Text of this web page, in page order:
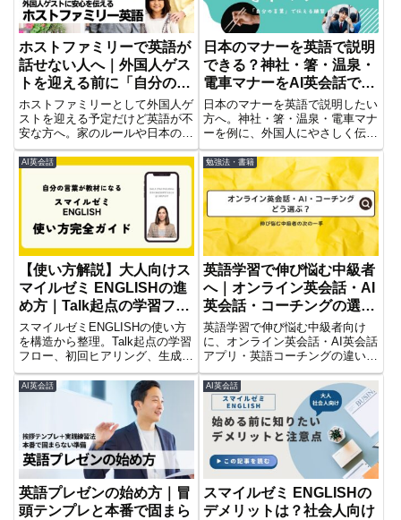
ホストファミリーで英語が
話せない人へ｜外国人ゲス
トを迎える前に「自分の言
葉」で練習しよう
ホストファミリーとして外国人ゲ
ストを迎える予定だけど英語が不
安な方へ。家のルールや日本の生
活習慣を「自分の言葉」で伝える
ための英会話準備と、スマイルゼ
ミ ENGLISHの活用法を紹介しま
日本のマナーを英語で説明
できる？神社・箸・温泉・
電車マナーをAI英会話で練
習
日本のマナーを英語で説明したい
方へ。神社・箸・温泉・電車マナ
ーを例に、外国人にやさしく伝え
る英語表現と、スマイルゼミ
ENGLISHを使って「自分の言
葉」で練習する方法を紹介しま
す。
AI英会話
【使い方解説】大人向けス
マイルゼミ ENGLISHの進
め方｜Talk起点の学習フロ
ーを整理
スマイルゼミENGLISHの使い方
を構造から整理。Talk起点の学習
フロー、初回ヒアリング、生成さ
れるトレーニングの仕組み、評価
画面の見方、効果的な活用法まで
詳しく解説します。レビューとは
別に、まずは全体像を理解したい
方向けの記事です。
勉強法・書籍
英語学習で伸び悩む中級者
へ｜オンライン英会話・AI
英会話・コーチングの選び
方
英語学習で伸び悩む中級者向け
に、オンライン英会話・AI英会話
アプリ・英語コーチングの違いと
選び方を解説。講師の質、個別サ
ポート、反復練習、学習設計な
ど、自分の弱点に合ったワンラン
ク上の英語サービスを選ぶポイン
トを紹介します
AI英会話
英語プレゼンの始め方｜冒
頭テンプレと本番で固まら
AI英会話
スマイルゼミ ENGLISHの
デメリットは？社会人向け